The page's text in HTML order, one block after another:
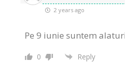
2 years ago
Pe 9 iunie suntem
0 Reply